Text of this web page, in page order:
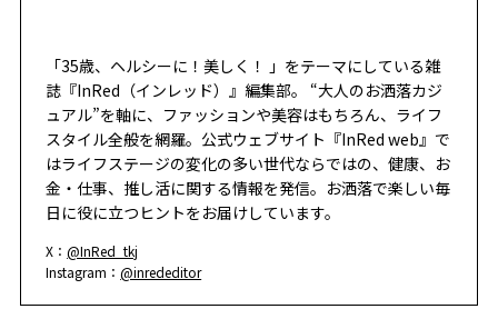
「35歳、ヘルシーに！美しく！ 」をテーマにしている雑
誌『InRed（インレッド）』編集部。 “大人のお洒落カジ
ュアル”を軸に、ファッションや美容はもちろん、ライフ
スタイル全般を網羅。公式ウェブサイト『InRed web』で
はライフステージの変化の多い世代ならではの、健康、お
金・仕事、推し活に関する情報を発信。お洒落で楽しい毎
日に役に立つヒントをお届けしています。
X：@InRed_tkj
Instagram：@inrededitor